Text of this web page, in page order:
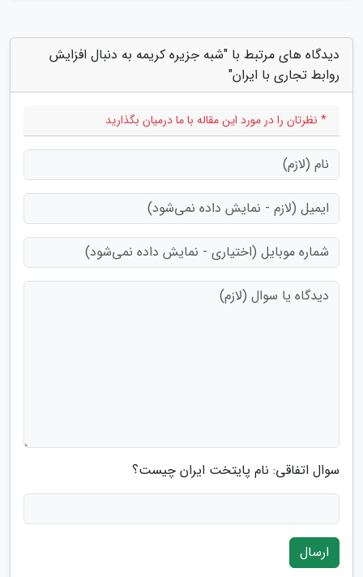
دیدگاه های مرتبط با "شبه جزیره کریمه به دنبال افزایش
روابط تجاری با ایران"
* نظرتان را در مورد این مقاله با ما درمیان بگذارید
سوال اتفاقی: نام پایتخت ایران چیست؟
ارسال